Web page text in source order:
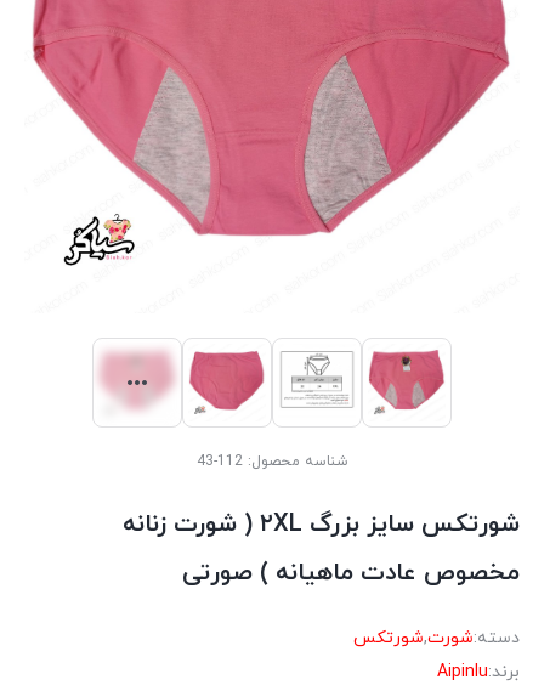
شناسه محصول:112-43
شورتکس سایز بزرگ ۲XL ( شورت زنانه
مخصوص عادت ماهیانه ) صورتی
دسته:شورت,شورتکس
برند:Aipinlu